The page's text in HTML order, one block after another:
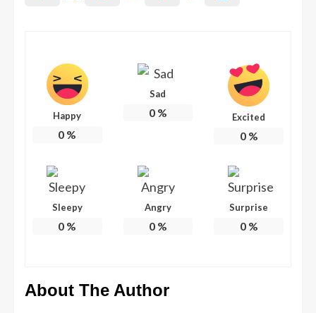
Happy
0 %
Sad
0% Excited
0%
Sleepy
0 %
Angry
0%
Surprise
0%
About The Author